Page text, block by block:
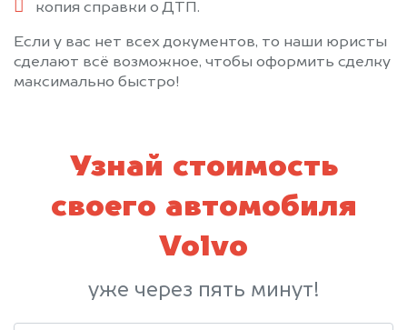
копия справки о ДТП.
Если у вас нет всех документов, то наши юристы
сделают всё возможное, чтобы оформить сделку
максимально быстро!
Узнай стоимость
своего автомобиля
Volvo
уже через пять минут!